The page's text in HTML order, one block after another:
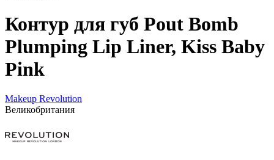
Контур для губ Pout Bomb
Plumping Lip Liner, Kiss Baby
Pink
Makeup Revolution
Великобритания